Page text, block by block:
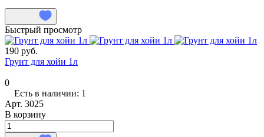
Быстрый просмотр
190 руб.
Грунт для хойи 1л
0
Есть в наличии: 1
Арт. 3025
В корзину